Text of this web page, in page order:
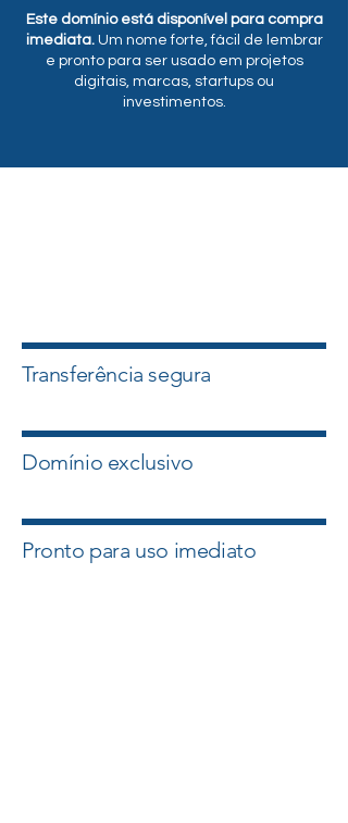
Este domínio está disponível para compra
imediata. Um nome forte, fácil de lembrar
e pronto para ser usado em projetos
digitais, marcas, startups ou
investimentos.
Transferência segura
Domínio exclusivo
Pronto para uso imediato